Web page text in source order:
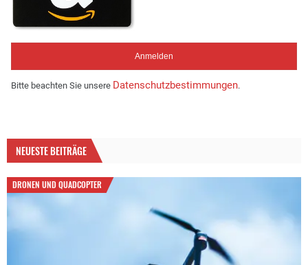
Bitte beachten Sie unsere Datenschutzbestimmungen.
NEUESTE BEITRÄGE
DRONEN UND QUADCOPTER